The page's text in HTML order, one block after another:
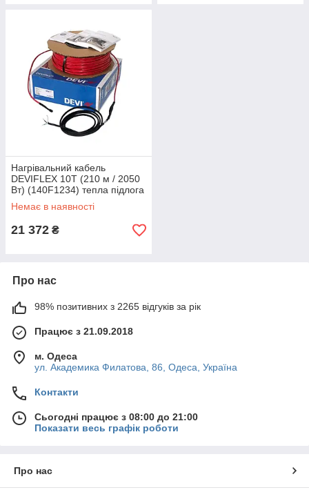
Нагрівальний кабель
DEVIFLEX 10T (210 м / 2050
Вт) (140F1234) тепла підлога
двожильна Devi, Дів'я
електричний
Немає в наявності
21 372 ₴
Про нас
98% позитивних з 2265 відгуків за рік
Працює з 21.09.2018
м. Одеса
ул. Академика Филатова, 86, Одеса, Україна
Контакти
Сьогодні працює з 08:00 до 21:00
Показати весь графік роботи
Про нас